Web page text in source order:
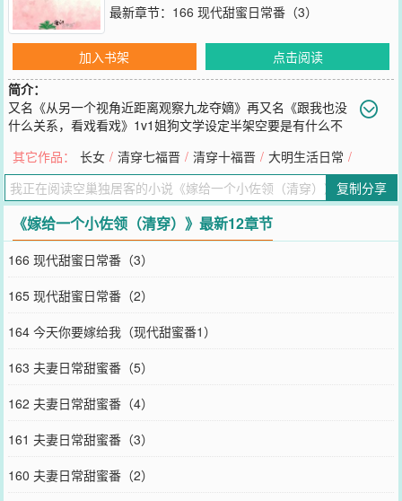
最新章节： 166 现代甜蜜日常番（3）
加入书架
点击阅读
简介：
又名《从另一个视角近距离观察九龙夺嫡》再又名《跟我也没
什么关系，看戏看戏》1v1姐狗文学设定半架空要是有什么不
会着重太子这条线，继位登基的是太子不是四爷完结文《清穿十福
晋》《长女》《大明生活日常》都可尝一尝。一朝穿越，沈婉晴睁眼
就发现自己坐在一顶大红轿子里，耳边是唢呐声声，眼前是绣着金线
的红盖头。还没来得及理清思绪，她被喜娘扶着跟人拜堂，目光所及
只能看见一双起码得有四十三码的靴子，站在自己对面。送入洞房盖
头一掀，她抬眼对上了一双冷峻的眸子。眼前的男人身姿挺拔，眉目
如画，却带着几分疏离与淡漠。沈婉晴心里一紧，这男人，恐怕不是
个好糊弄的。毓朗出身赫舍里氏，能跟元后扯上八竿子能打得着的亲
戚。是正黄旗内一个小佐领。从四品的官职，手下领着不到三百人的
牛录。家中阿玛早死，寡母带着一儿一女和一个遗腹子跟着叔叔生
活。佐领一年的俸禄一百两，加上旗地的收入和下属的孝敬，在四九
城的纨绔堆里，也算得上一号人物。直到娶妻以后，才发现被家里安
排妻子怎么是个装钱的匣子，只知道进不知道出。手头紧当不了潇洒
纨绔的毓朗，不得不学着做一个篓钱的耙子。先婚后爱，细水长流。
男主从佐领到超品一等公1v1，日常甜宠。
您要是觉得《嫁给一个小佐领（清穿）
QQ群和微博微信里的朋友推荐哦！
其它作品： 长女 / 清穿七福晋 / 清穿十福晋 / 大明生活日常 /
复制分享
《嫁给一个小佐领（清穿）》最新12章节
166 现代甜蜜日常番（3）
165 现代甜蜜日常番（2）
164 今天你要嫁给我（现代甜蜜番1）
163 夫妻日常甜蜜番（5）
162 夫妻日常甜蜜番（4）
161 夫妻日常甜蜜番（3）
160 夫妻日常甜蜜番（2）